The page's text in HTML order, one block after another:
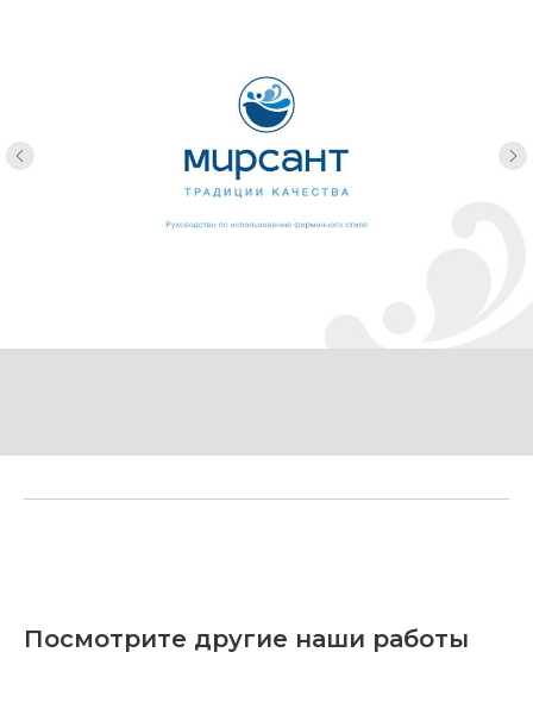
Посмотрите другие наши работы